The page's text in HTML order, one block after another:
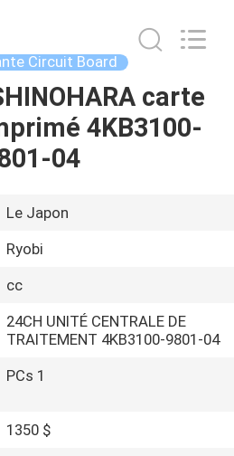
Circuit Board
carte
4KB3100-
04
Le Japon
Ryobi
cc
24CH UNITÉ CENTRALE DE
TRAITEMENT 4KB3100-9801-04
PCs 1
1350 $